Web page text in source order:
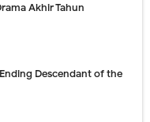
Akhir Tahun
Descendant of the